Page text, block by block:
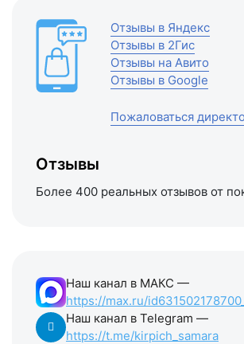
Отзывы в Яндекс
Отзывы в 2Гис
Отзывы на Авито
Отзывы в Google
Пожаловаться
Отзывы
Более 400 реальных отзывов от
Наш канал в МАКС —
https://max.ru/
Наш канал в Telegram —
https://t.me/kirpich_samara